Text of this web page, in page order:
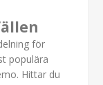
för
populära
Hittar du